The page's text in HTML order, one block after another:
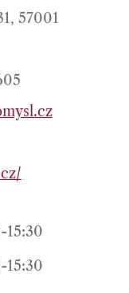
57001
15:30
15:30